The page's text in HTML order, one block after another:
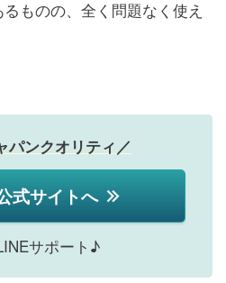
ものの、全く問題なく使え
パンクオリティ／
式サイトへ
サポート♪